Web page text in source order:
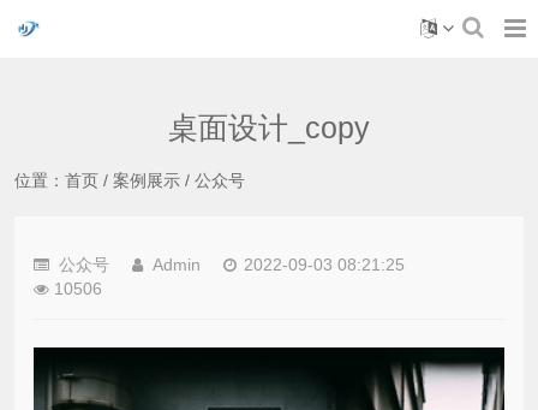
桌面设计_copy
位置： 首页 / 案例展示 / 公众号
公众号 Admin
2022-09-03 08:21:25
10506